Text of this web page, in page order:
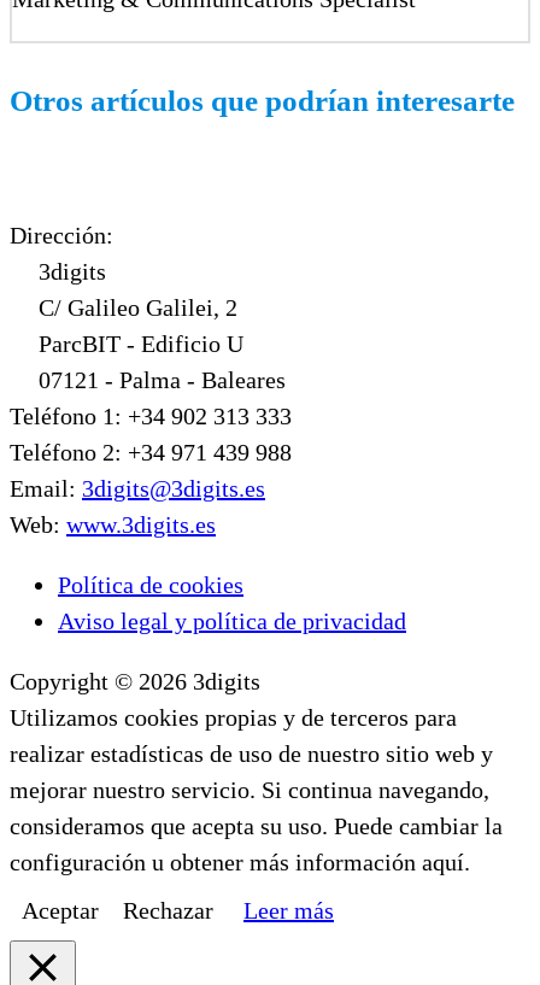
Otros artículos que podrían interesarte
Dirección:
3digits
C/ Galileo Galilei, 2
ParcBIT - Edificio U
07121 - Palma - Baleares
Teléfono 1: +34 902 313 333
Teléfono 2: +34 971 439 988
Email: 3digits@3digits.es
Web: www.3digits.es
Política de cookies
Aviso legal y política de privacidad
Copyright © 2026 3digits
Utilizamos cookies propias y de terceros para
realizar estadísticas de uso de nuestro sitio web y
mejorar nuestro servicio. Si continua navegando,
consideramos que acepta su uso. Puede cambiar la
configuración u obtener más información aquí.
Aceptar
Rechazar Leer más